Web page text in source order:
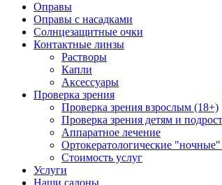
Оправы
Оправы с насадками
Солнцезащитные очки
Контактные линзы
Растворы
Капли
Аксессуары
Проверка зрения
Проверка зрения взрослым (18+)
Проверка зрения детям и
Аппаратное лечение
Ортокератологические
Стоимость услуг
Услуги
Наши салоны